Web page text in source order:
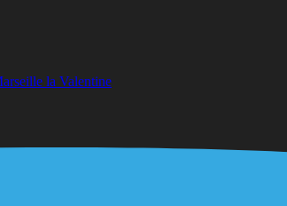
la Valentine